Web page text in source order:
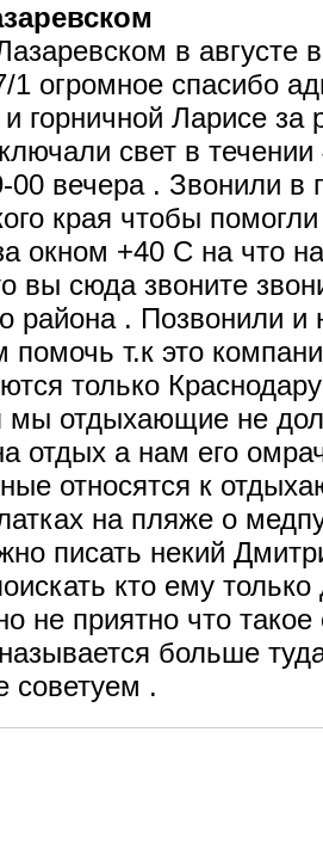
в августе
1 огромное спасибо
горничной Ларисе
свет в
00 вечера . Звонили в
края чтобы
окном +40 С на что
вы сюда звоните
района . Позвонили и
помочь т.к это
только
мы отдыхающие не
отдых а нам его
относятся к
на пляже о
писать некий
кто ему
не приятно что
больше
советуем .